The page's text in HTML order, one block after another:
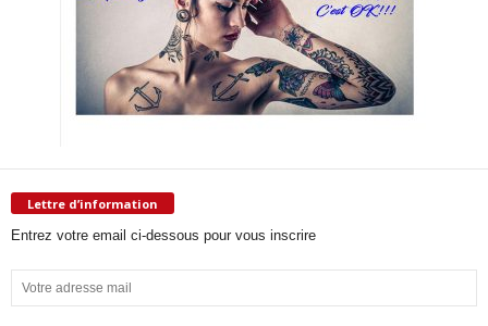
Lettre d’information
Entrez votre email ci-dessous pour vous inscrire